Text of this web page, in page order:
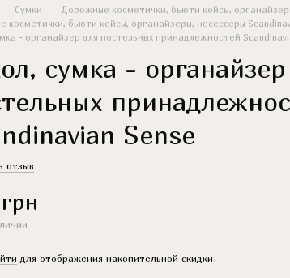
Сумки
Дорожные косметички, бьюти кейсы,
косметички, бьюти кейсы, органайзеры, несессеры
- органайзер для постельных принадлежностей
сумка -
Sense
отзыв
для отображения накопительной скидки